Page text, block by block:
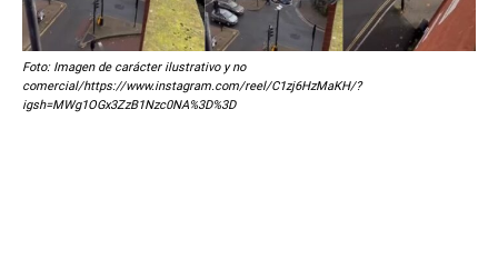
Foto: Imagen de carácter ilustrativo y no
comercial/https://www.instagram.com/reel/C1zj6HzMaKH/?
igsh=MWg1OGx3ZzB1Nzc0NA%3D%3D